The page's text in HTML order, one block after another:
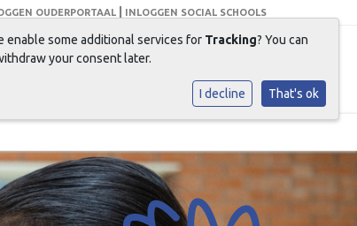
OUDERPORTAAL INLOGGEN SOCIAL SCHOOLS
Groeien Bloeien
enable some additional services for Tracking? You can
your consent later.
I decline That's ok